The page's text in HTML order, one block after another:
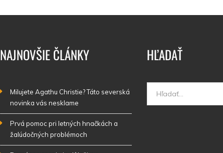
NAJNOVŠIE ČLÁNKY
Milujete Agathu Christie? Táto severská
novinka vás nesklame
Prvá pomoc pri letných hnačkách a
žalúdočných problémoch
HĽADAŤ